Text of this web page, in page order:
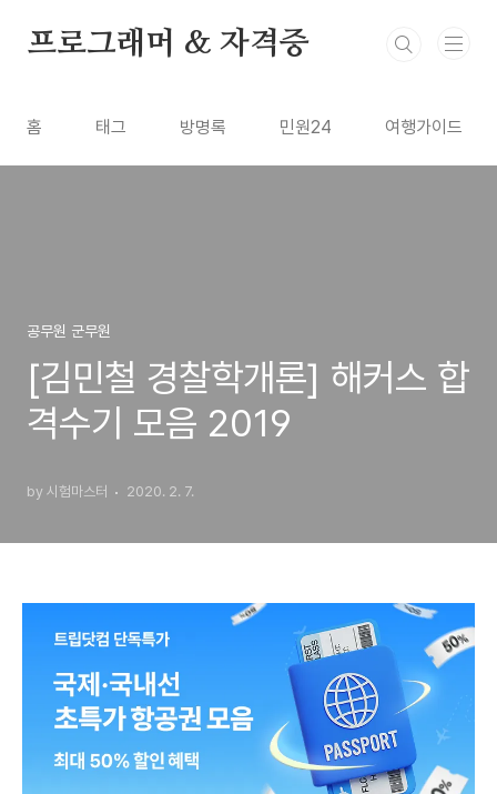
프로그래머 & 자격증
홈 태그 방명록 민원24 여행가이드
공무원 군무원
[김민철 경찰학개론] 해커스 합
격수기 모음 2019
by 시험마스터 2020. 2. 7.